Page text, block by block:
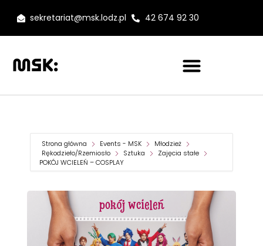
sekretariat@msk.lodz.pl 42 674 92 30
Strona główna Events - MSK
Młodzież
Rękodzieło/Rzemiosło
Sztuka
Zajęcia stałe
POKÓJ WCIELEŃ – COSPLAY